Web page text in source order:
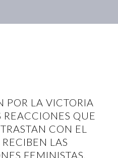
POR LA VICTORIA
REACCIONES QUE
CON EL
LAS
FEMINISTAS,